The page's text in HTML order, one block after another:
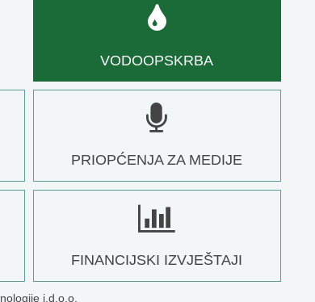
VODOOPSKRBA
PRIOPĆENJA ZA MEDIJE
FINANCIJSKI IZVJEŠTAJI
j.d.o.o.